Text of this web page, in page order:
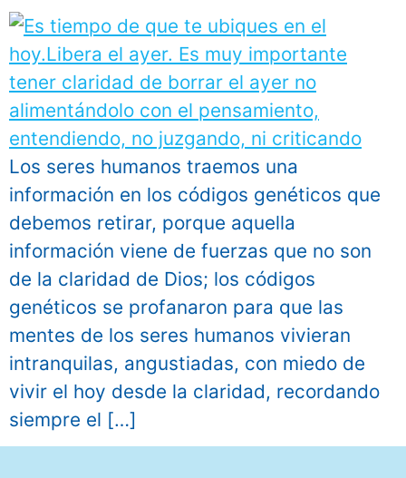
Los seres humanos traemos una
información en los códigos genéticos que
debemos retirar, porque aquella
información viene de fuerzas que no son
de la claridad de Dios; los códigos
genéticos se profanaron para que las
mentes de los seres humanos vivieran
intranquilas, angustiadas, con miedo de
vivir el hoy desde la claridad, recordando
siempre el […]